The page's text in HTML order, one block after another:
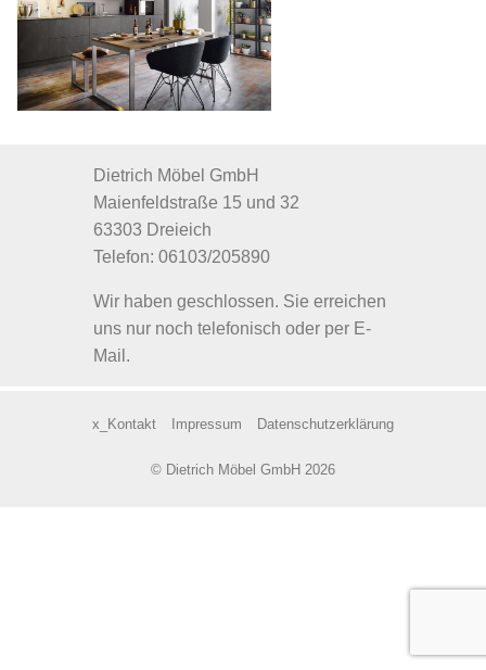
Dietrich Möbel GmbH
Maienfeldstraße 15 und 32
63303 Dreieich
Telefon: 06103/205890
Wir haben geschlossen. Sie erreichen
uns nur noch telefonisch oder per E-
Mail.
x_Kontakt Impressum Datenschutzerklärung
© Dietrich Möbel GmbH 2026